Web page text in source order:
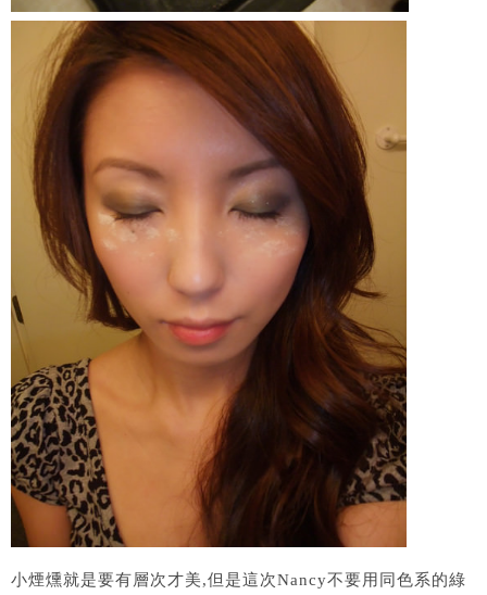
小煙燻就是要有層次才美,但是這次Nancy不要用同色系的綠